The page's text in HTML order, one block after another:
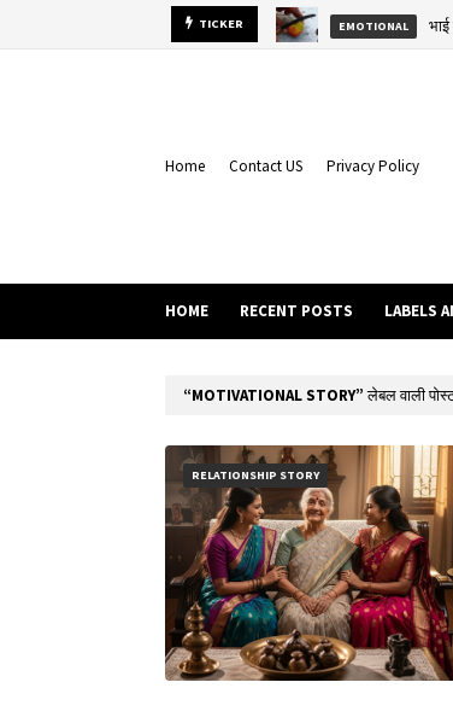
TICKER EMOTIONAL
Home Contact US Privacy Policy
HOME RECENT POSTS LABELS
MOTIVATIONAL STORY लेबल वाली
RELATIONSHIP STORY